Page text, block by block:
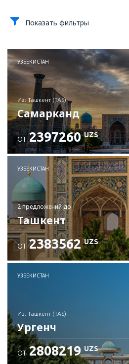
Показать фильтры
УЗБЕКИСТАН
из: Ташкент (TAS)
Самарканд
Проверьте подробности
ОТ 2397260 UZS
УЗБЕКИСТАН
2 предложенийдо
Ташкент
ОТ 2383562 UZS
УЗБЕКИСТАН
из: Ташкент (TAS)
Ургенч
ОТ 2808219 UZS